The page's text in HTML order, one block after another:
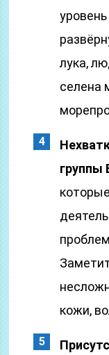
лука,
селена
группы
кожи,